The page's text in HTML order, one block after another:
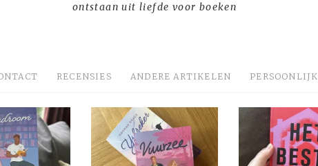
ontstaan uit liefde voor boeken
RECENSIES ANDERE ARTIKELEN PERSOONLIJK